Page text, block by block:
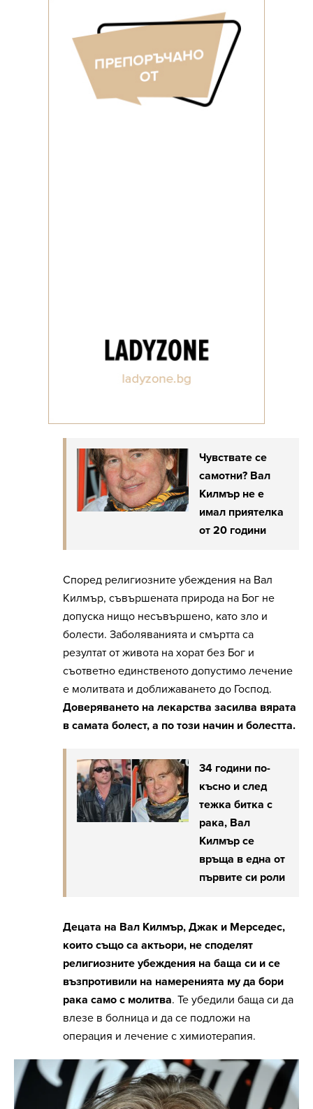
Чувствате се
самотни? Вал
Килмър не е
имал приятелка
от 20 години
Според религиозните убеждения на Вал
Килмър, съвършената природа на Бог не
допуска нищо несъвършено, като зло и
болести. Заболяванията и смъртта са
резултат от живота на хорат без Бог и
съответно единственото допустимо лечение
е молитвата и доближаването до Господ.
Доверяването на лекарства засилва вярата
в самата болест, а по този начин и болестта.
34 години по-
късно и след
тежка битка с
рака, Вал
Килмър се
връща в една от
първите си роли
Децата на Вал Килмър, Джак и Мерседес,
които също са актьори, не споделят
религиозните убеждения на баща си и се
възпротивили на намеренията му да бори
рака само с молитва. Те убедили баща си да
влезе в болница и да се подложи на
операция и лечение с химиотерапия.